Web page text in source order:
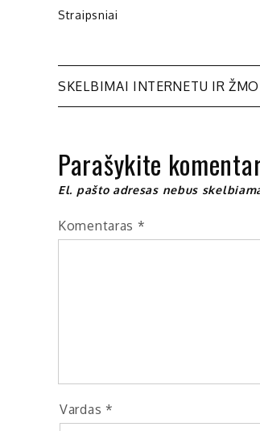
Straipsniai
Navigacija
įrašų
SKELBIMAI INTERNETU IR
Parašykite
El. pašto adresas nebus
Komentaras *
Vardas *